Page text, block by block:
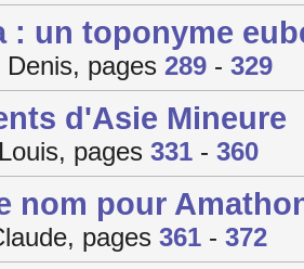
: un toponyme
Denis, pages 289 - 329
d'Asie Mineure
pages 331 - 360
nom pour
pages 361 - 372